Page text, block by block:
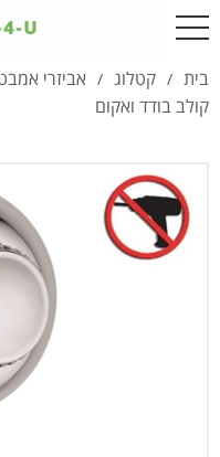
בית / קטלוג / אביזרי
קולב בודד ואקום